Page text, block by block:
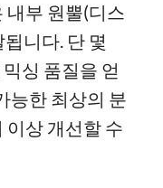
내부 원뿔(디스
니다. 단 몇
싱 품질을 얻
능한 최상의 분
이상 개선할 수